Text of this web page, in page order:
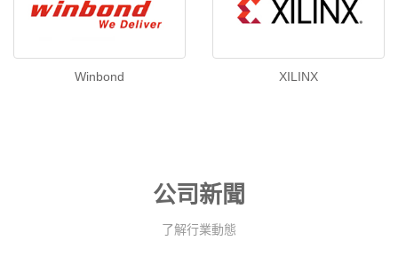
Winbond XILINX
公司新聞
了解行業動態